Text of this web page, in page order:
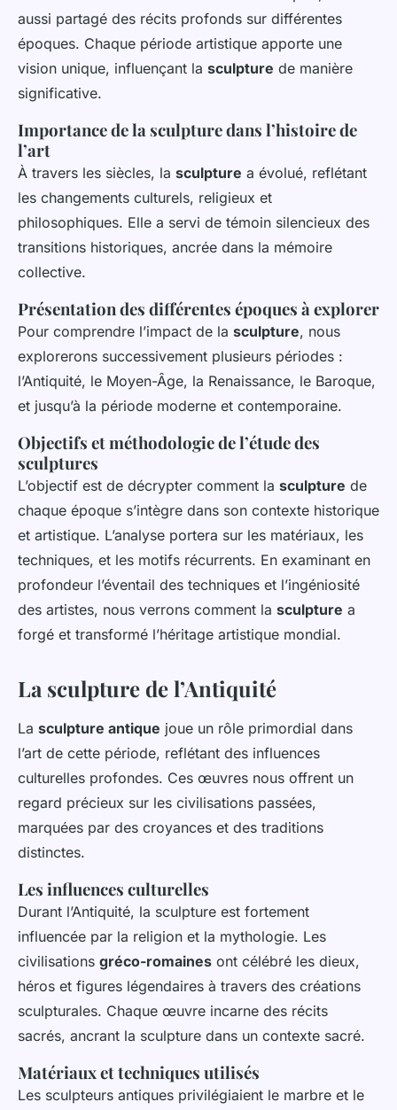
Eliott • 20 février 2025 • 7 min de lecture
aussi partagé des récits profonds sur différentes
époques. Chaque période artistique apporte une
vision unique, influençant la sculpture de manière
significative.
Importance de la sculpture dans l’histoire de
l’art
À travers les siècles, la sculpture a évolué, reflétant
les changements culturels, religieux et
philosophiques. Elle a servi de témoin silencieux des
transitions historiques, ancrée dans la mémoire
collective.
Présentation des différentes époques à explorer
Pour comprendre l’impact de la sculpture, nous
explorerons successivement plusieurs périodes :
l’Antiquité, le Moyen-Âge, la Renaissance, le Baroque,
et jusqu’à la période moderne et contemporaine.
Objectifs et méthodologie de l’étude des
sculptures
L’objectif est de décrypter comment la sculpture de
chaque époque s’intègre dans son contexte historique
et artistique. L’analyse portera sur les matériaux, les
techniques, et les motifs récurrents. En examinant en
profondeur l’éventail des techniques et l’ingéniosité
des artistes, nous verrons comment la sculpture a
forgé et transformé l’héritage artistique mondial.
La sculpture de l’Antiquité
La sculpture antique joue un rôle primordial dans
l’art de cette période, reflétant des influences
culturelles profondes. Ces œuvres nous offrent un
regard précieux sur les civilisations passées,
marquées par des croyances et des traditions
distinctes.
Les influences culturelles
Durant l’Antiquité, la sculpture est fortement
influencée par la religion et la mythologie. Les
civilisations gréco-romaines ont célébré les dieux,
héros et figures légendaires à travers des créations
sculpturales. Chaque œuvre incarne des récits
sacrés, ancrant la sculpture dans un contexte sacré.
Matériaux et techniques utilisés
Les sculpteurs antiques privilégiaient le marbre et le